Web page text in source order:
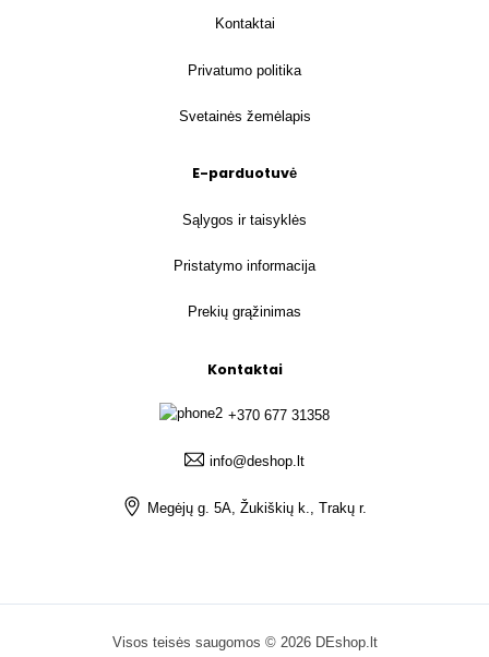
Kontaktai
Privatumo politika
Svetainės žemėlapis
E-parduotuvė
Sąlygos ir taisyklės
Pristatymo informacija
Prekių grąžinimas
Kontaktai
+370 677 31358
info@deshop.lt
Megėjų g. 5A, Žukiškių k., Trakų r.
Visos teisės saugomos © 2026 DEshop.lt